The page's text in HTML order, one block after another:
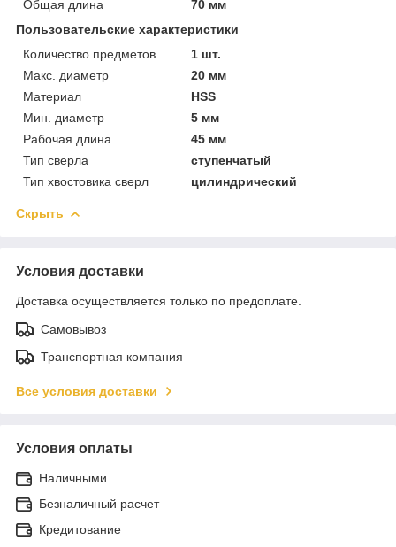
Общая длина
70 мм
Пользовательские характеристики
Количество предметов
1 шт.
Макс. диаметр
20 мм
Материал
HSS
Мин. диаметр
5 мм
Рабочая длина
45 мм
Тип сверла
ступенчатый
Тип хвостовика сверл
цилиндрический
Скрыть
Условия доставки
Доставка осуществляется только по предоплате.
Самовывоз
Транспортная компания
Все условия доставки
Условия оплаты
Наличными
Безналичный расчет
Кредитование